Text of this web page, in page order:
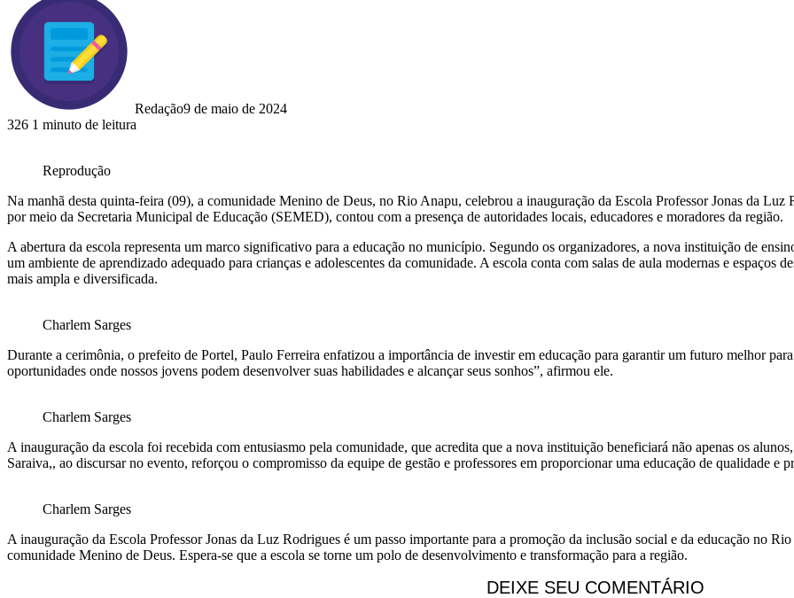
Redação9 de maio de 2024
326 1 minuto de leitura
Reprodução
Na manhã desta quinta-feira (09), a comunidade Menino de Deus, no Rio Anapu, celebrou a inauguração da Escola Professor Jonas da
por meio da Secretaria Municipal de Educação (SEMED), contou com a presença de autoridades locais, educadores e moradores da região.
A abertura da escola representa um marco significativo para a educação no município. Segundo os organizadores, a nova instituição de
um ambiente de aprendizado adequado para crianças e adolescentes da comunidade. A escola conta com salas de aula modernas e espaços
mais ampla e diversificada.
Charlem Sarges
Durante a cerimônia, o prefeito de Portel, Paulo Ferreira enfatizou a importância de investir em educação para garantir um futuro melhor
oportunidades onde nossos jovens podem desenvolver suas habilidades e alcançar seus sonhos”, afirmou ele.
Charlem Sarges
A inauguração da escola foi recebida com entusiasmo pela comunidade, que acredita que a nova instituição beneficiará não apenas os
Saraiva,, ao discursar no evento, reforçou o compromisso da equipe de gestão e professores em proporcionar uma educação de qualidade e
Charlem Sarges
A inauguração da Escola Professor Jonas da Luz Rodrigues é um passo importante para a promoção da inclusão social e da educação no
comunidade Menino de Deus. Espera-se que a escola se torne um polo de desenvolvimento e transformação para a região.
DEIXE SEU COMENTÁRIO